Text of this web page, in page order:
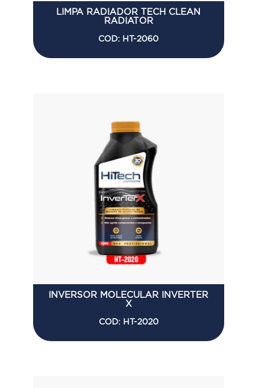
LIMPA RADIADOR TECH CLEAN
RADIATOR
COD: HT-2060
INVERSOR MOLECULAR INVERTER
X
COD: HT-2020